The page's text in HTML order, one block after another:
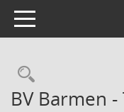
Toggle navigation
BV Barmen